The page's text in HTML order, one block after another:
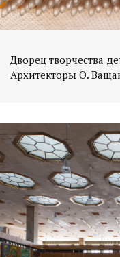
Дворец творчества
Архитекторы О.